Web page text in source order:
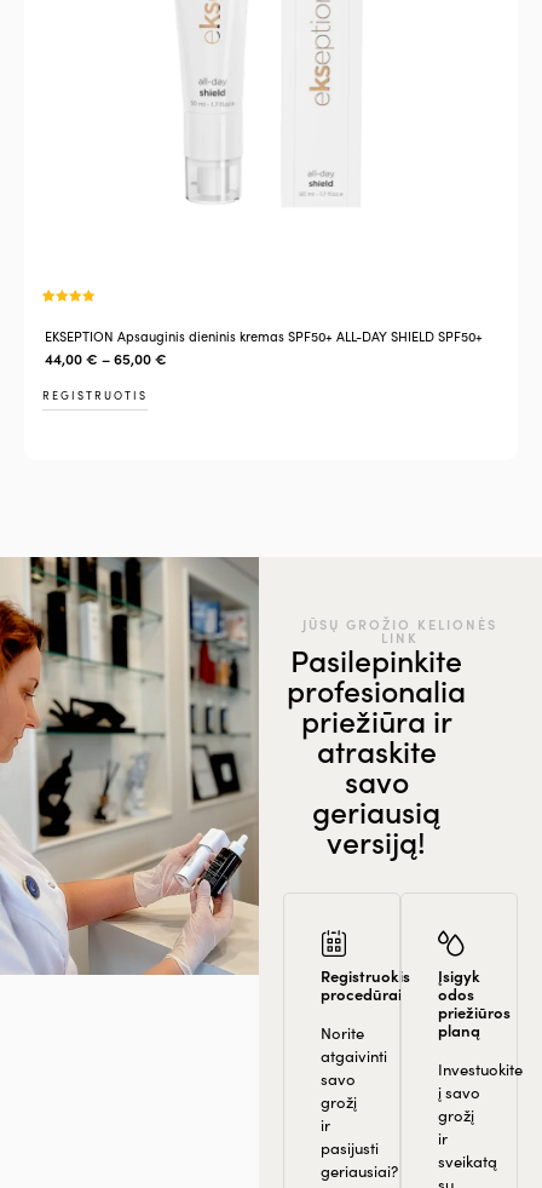
(viso
EKSEPTION Apsauginis dieninis kremas SPF50+ ALL-DAY SHIELD SPF50+
44,00€ –65,00€
REGISTRUOTIS
JŪSŲ GROŽIO KELIONĖS
LINK
Pasilepinkite
profesionalia
priežiūra ir
atraskite
savo
geriausią
versiją!
Registruokis
procedūrai
Norite
atgaivinti
savo
grožį
ir
pasijusti
geriausiai?
Įsigyk
odos
priežiūros
planą
Investuokite
į savo
grožį
ir
sveikatą